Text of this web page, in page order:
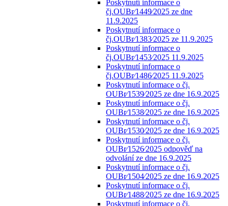
Poskytnutí informace o
čj.OUBr⁄1449⁄2025 ze dne
11.9.2025
Poskytnutí informace o
čj.OUBr⁄1383⁄2025 ze 11.9.2025
Poskytnutí informace o
čj.OUBr⁄1453⁄2025 11.9.2025
Poskytnutí informace o
čj.OUBr⁄1486⁄2025 11.9.2025
Poskytnutí informace o čj.
OUBr⁄1539⁄2025 ze dne 16.9.2025
Poskytnutí informace o čj.
OUBr⁄1538⁄2025 ze dne 16.9.2025
Poskytnutí informace o čj.
OUBr⁄1530⁄2025 ze dne 16.9.2025
Poskytnutí informace o čj.
OUBr⁄1526⁄2025 odpověď na
odvolání ze dne 16.9.2025
Poskytnutí informace o čj.
OUBr⁄1504⁄2025 ze dne 16.9.2025
Poskytnutí informace o čj.
OUBr⁄1488⁄2025 ze dne 16.9.2025
Poskytnutí informace o čj.